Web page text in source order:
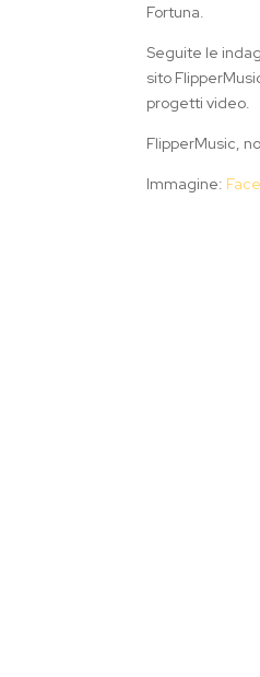
Fortuna.
Seguite le
sito
progetti video.
FlipperMusic,
Immagine: